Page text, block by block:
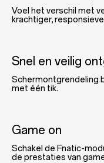
Voel het verschil met
krachtiger,
Snel en veilig
Schermontgrendeling
met één tik.
Game on
Schakel de Fnatic-
de prestaties van